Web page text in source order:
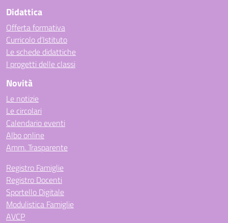
Didattica
Offerta formativa
Curricolo d’Istituto
Le schede didattiche
I progetti delle classi
Novità
Le notizie
Le circolari
Calendario eventi
Albo online
Amm. Trasparente
Registro Famiglie
Registro Docenti
Sportello Digitale
Modulistica Famiglie
AVCP